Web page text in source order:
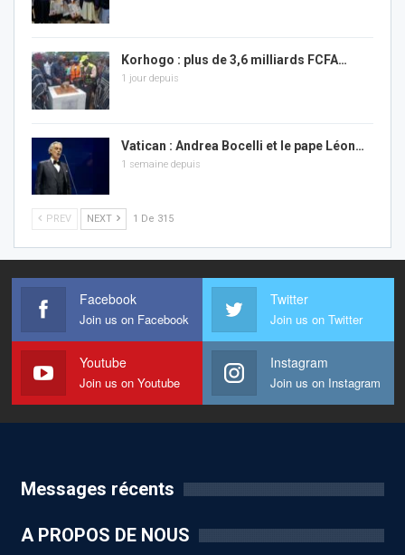
Korhogo : plus de 3,6 milliards FCFA…
1 jour depuis
Vatican : Andrea Bocelli et le pape Léon…
1 semaine depuis
PREV NEXT 1 De 315
Facebook
Join us on Facebook
Twitter
Join us on Twitter
Youtube
Join us on Youtube
Instagram
Join us on Instagram
Messages récents
A PROPOS DE NOUS